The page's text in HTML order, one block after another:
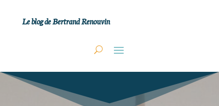
Le blog de Bertrand Renouvin